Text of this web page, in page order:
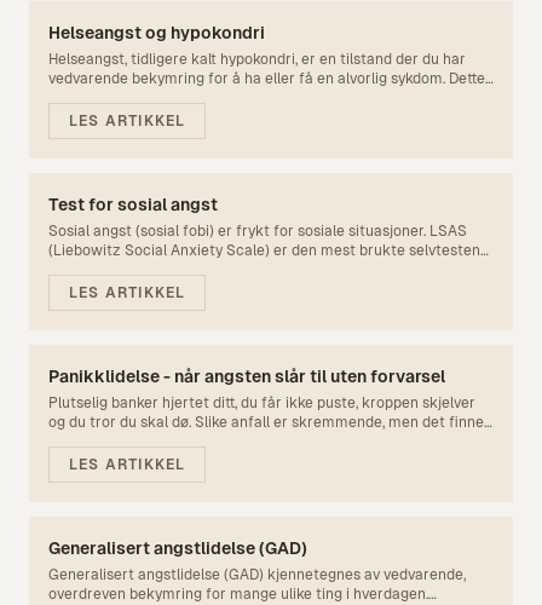
Helseangst og hypokondri
Helseangst, tidligere kalt hypokondri, er en tilstand der du har
vedvarende bekymring for å ha eller få en alvorlig sykdom. Dette
ikke noe du "bare innbiller deg". Den gode nyheten er at
helseangst kan behandles effektivt.
LES ARTIKKEL
Test for sosial angst
Sosial angst (sosial fobi) er frykt for sosiale situasjoner. LSAS
(Liebowitz Social Anxiety Scale) er den mest brukte selvtesten
LES ARTIKKEL
Panikklidelse - når angsten slår til uten forvarsel
Plutselig banker hjertet ditt, du får ikke puste, kroppen skjelver
og du tror du skal dø. Slike anfall er skremmende, men det finnes
LES ARTIKKEL
Generalisert angstlidelse (GAD)
Generalisert angstlidelse (GAD) kjennetegnes av vedvarende,
overdreven bekymring for mange ulike ting i hverdagen.